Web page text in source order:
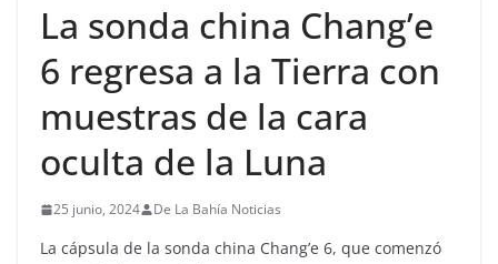
La sonda china Chang’e
6 regresa a la Tierra con
muestras de la cara
oculta de la Luna
25 junio, 2024 De La Bahía Noticias
La cápsula de la sonda china Chang’e 6, que comenzó